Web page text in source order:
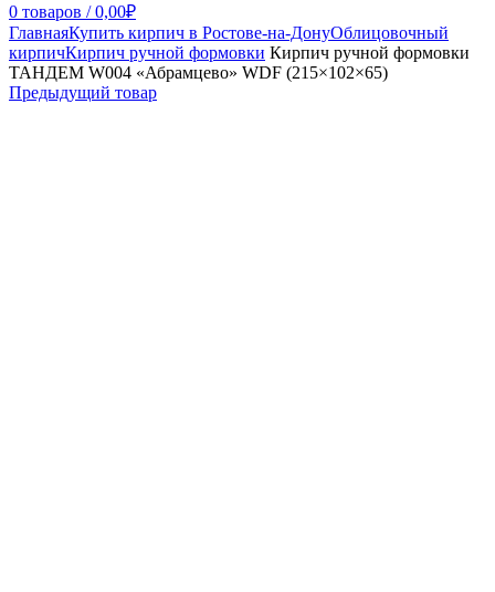
0 товаров / 0,00₽
ГлавнаяКупить кирпич в Ростове-на-ДонуОблицовочный
кирпичКирпич ручной формовки Кирпич ручной формовки
ТАНДЕМ W004 «Абрамцево» WDF (215×102×65)
Предыдущий товар